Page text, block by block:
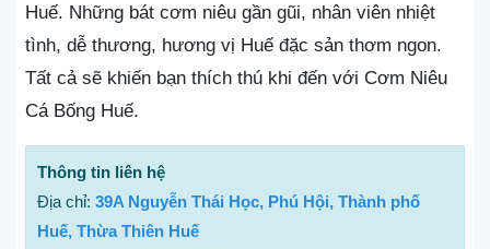
Huế. Những bát cơm niêu gần gũi, nhân viên nhiệt
tình, dễ thương, hương vị Huế đặc sản thơm ngon.
Tất cả sẽ khiến bạn thích thú khi đến với Cơm Niêu
Cá Bống Huế.
Thông tin liên hệ
Địa chỉ: 39A Nguyễn Thái Học, Phú Hội, Thành phố
Huế, Thừa Thiên Huế